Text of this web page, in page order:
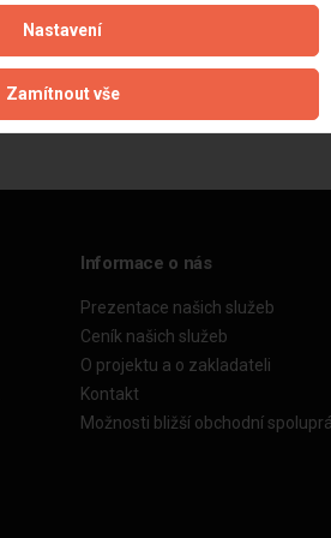
Informace o nás
Prezentace našich služeb
Ceník našich služeb
O projektu a o zakladateli
Kontakt
Možnosti bližší obchodní
Nastavení
Zamítnout vše